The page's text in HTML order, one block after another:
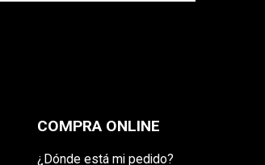
COMPRA ONLINE
¿Dónde está mi pedido?